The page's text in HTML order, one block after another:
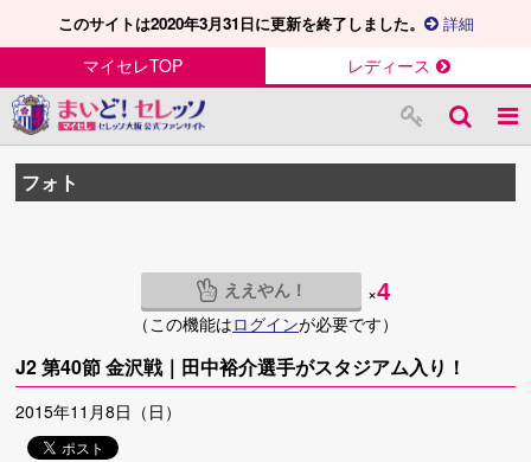
このサイトは2020年3月31日に更新を終了しました。 詳細
マイセレTOP レディース
フォト
ええやん！ ×4
（この機能はログインが必要です）
J2 第40節 金沢戦｜田中裕介選手がスタジアム入り！
2015年11月8日（日）